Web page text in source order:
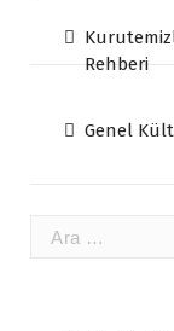
Rehberi
Genel
Arama: